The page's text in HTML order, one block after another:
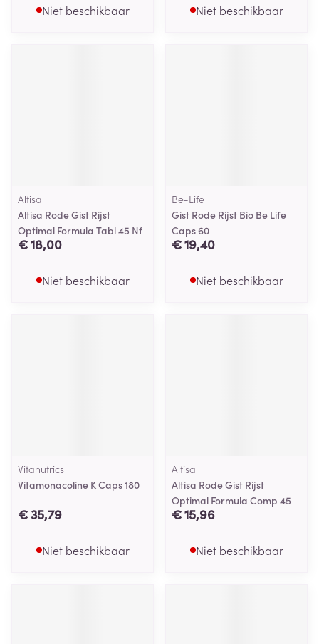
Niet beschikbaar Niet beschikbaar
Altisa
Altisa Rode Gist Rijst
Optimal Formula Tabl 45 Nf
€ 18,00
Niet beschikbaar
Be-Life
Gist Rode Rijst Bio Be Life
Caps 60
€ 19,40
Niet beschikbaar
Vitanutrics
Vitamonacoline K Caps 180
€ 35,79
Niet beschikbaar
Altisa
Altisa Rode Gist Rijst
Optimal Formula Comp 45
€ 15,96
Niet beschikbaar